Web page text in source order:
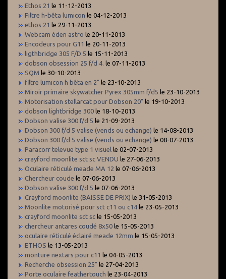
Ethos 21 le 11-12-2013
Filtre h-bêta lumicon le 04-12-2013
ethos 21 le 29-11-2013
Webcam éden astro le 20-11-2013
Encodeurs pour G11 le 20-11-2013
ligthbridge 305 F/D 5 le 15-11-2013
dobson obsession 25 f/d 4. le 07-11-2013
SQM le 30-10-2013
filtre lumicon h bêta en 2" le 23-10-2013
Miroir primaire skywatcher Pyrex 305mm f/d5 le 23-10-2013
Motorisation stellarcat pour Dobson 20" le 19-10-2013
dobson lightbridge 300 le 18-10-2013
Dobson valise 300 f/d 5 le 21-09-2013
Dobson 300 f/d 5 valise (vends ou echange) le 14-08-2013
Dobson 300 f/d 5 valise (vends ou echange) le 08-07-2013
Paracorr televue type 1 visuel le 02-07-2013
crayford moonlite sct sc VENDU le 27-06-2013
Oculaire réticulé meade MA 12 le 07-06-2013
Chercheur coude le 07-06-2013
Dobson valise 300 f/d 5 le 07-06-2013
Crayford moonlite (BAISSE DE PRIX) le 31-05-2013
Moonlite motorisé pour sct c11 ou c14 le 23-05-2013
crayford moonlite sct sc le 15-05-2013
chercheur antares coudé 8x50 le 15-05-2013
oculaire réticulé éclairé meade 12mm le 15-05-2013
ETHOS le 13-05-2013
monture nextars pour c11 le 04-05-2013
Recherche obsession 25" le 27-04-2013
Porte oculaire feathertouch le 23-04-2013